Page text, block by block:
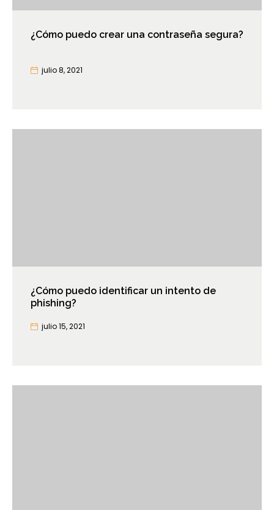
¿Cómo puedo crear una contraseña segura?
julio 8, 2021
¿Cómo puedo identificar un intento de
phishing?
julio 15, 2021